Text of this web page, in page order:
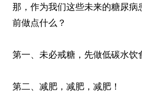
那，作为我们这些未来的糖尿病
前做点什么？
第一、未必戒糖，先做低碳水饮
第二、减肥，减肥，减肥！